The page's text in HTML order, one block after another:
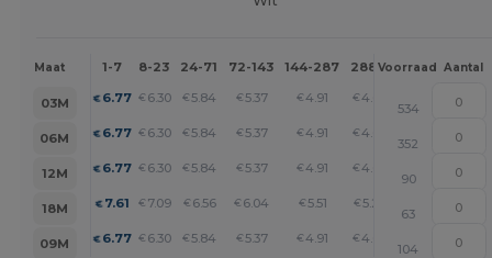
Maat 1-7 8-23 24-71 72-143 144-287 288 + Meer
Voorraad Aantal
03M €6.77 € 6.30 € 5.84 € 5.37 € 4.91 €4.67 +
534
06M
€6.77 € 6.30 € 5.84 € 5.37 € 4.91 €4.67 +
352
12M
€6.77 € 6.30 € 5.84 € 5.37 € 4.91 €4.67 +
90
18M
€7.61 € 7.09 € 6.56 € 6.04 € 5.51 € 5.25 +
63
09M
€6.77 € 6.30 € 5.84 € 5.37 € 4.91 €4.67 +
104